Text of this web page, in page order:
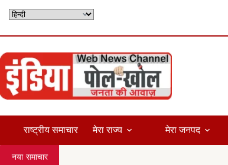
राष्ट्रीय समाचार मेरा राज्य मेरा जनपद
नया समाचार